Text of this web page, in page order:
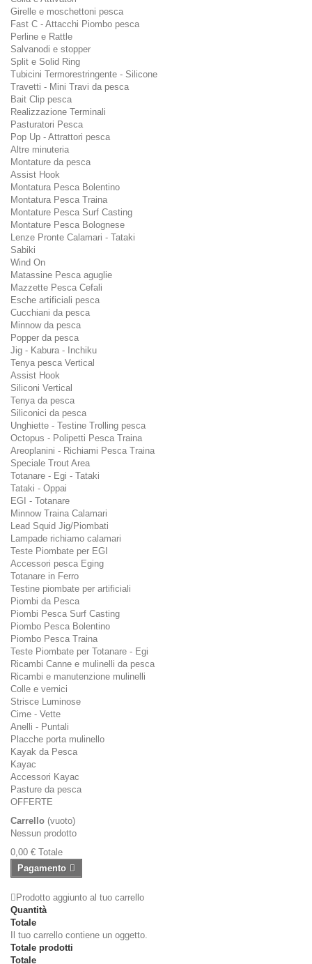
Girelle e moschettoni pesca
Fast C - Attacchi Piombo pesca
Perline e Rattle
Salvanodi e stopper
Split e Solid Ring
Tubicini Termorestringente - Silicone
Travetti - Mini Travi da pesca
Bait Clip pesca
Realizzazione Terminali
Pasturatori Pesca
Pop Up - Attrattori pesca
Altre minuteria
Montature da pesca
Assist Hook
Montatura Pesca Bolentino
Montatura Pesca Traina
Montature Pesca Surf Casting
Montature Pesca Bolognese
Lenze Pronte Calamari - Tataki
Sabiki
Wind On
Matassine Pesca aguglie
Mazzette Pesca Cefali
Esche artificiali pesca
Cucchiani da pesca
Minnow da pesca
Popper da pesca
Jig - Kabura - Inchiku
Tenya pesca Vertical
Assist Hook
Siliconi Vertical
Tenya da pesca
Siliconici da pesca
Unghiette - Testine Trolling pesca
Octopus - Polipetti Pesca Traina
Areoplanini - Richiami Pesca Traina
Speciale Trout Area
Totanare - Egi - Tataki
Tataki - Oppai
EGI - Totanare
Minnow Traina Calamari
Lead Squid Jig/Piombati
Lampade richiamo calamari
Teste Piombate per EGI
Accessori pesca Eging
Totanare in Ferro
Testine piombate per artificiali
Piombi da Pesca
Piombi Pesca Surf Casting
Piombo Pesca Bolentino
Piombo Pesca Traina
Teste Piombate per Totanare - Egi
Ricambi Canne e mulinelli da pesca
Ricambi e manutenzione mulinelli
Colle e vernici
Strisce Luminose
Cime - Vette
Anelli - Puntali
Placche porta mulinello
Kayak da Pesca
Kayac
Accessori Kayac
Pasture da pesca
OFFERTE
Carrello (vuoto)
Nessun prodotto
0,00 € Totale
Pagamento
Prodotto aggiunto al tuo carrello
Quantità
Totale
Il tuo carrello contiene un oggetto.
Totale prodotti
Totale